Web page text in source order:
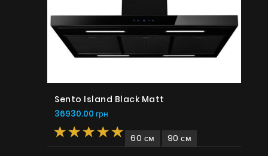
Sento Island Black Matt
36930.00 грн
60 см 90 см